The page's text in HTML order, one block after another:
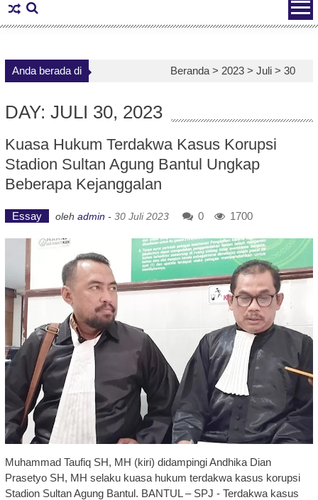
Anda berada di Beranda > 2023 >Juli >30
DAY: JULI 30, 2023
Kuasa Hukum Terdakwa Kasus Korupsi
Stadion Sultan Agung Bantul Ungkap
Beberapa Kejanggalan
Essay oleh admin - 30 Juli 2023 0 1700
Muhammad Taufiq SH, MH (kiri) didampingi Andhika Dian
Prasetyo SH, MH selaku kuasa hukum terdakwa kasus korupsi
Stadion Sultan Agung Bantul. BANTUL – SPJ - Terdakwa kasus